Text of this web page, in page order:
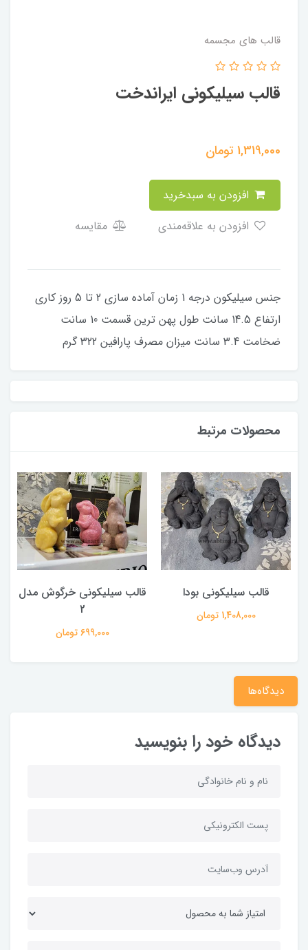
قالب های مجسمه
قالب سیلیکونی ایراندخت
1,319,000تومان
مقایسه
جنس سیلیکون درجه 1 زمان آماده سازی 2 تا 5 روز کاری
ارتفاع 14.5 سانت طول پهن ترین قسمت 10 سانت
ضخامت 3.4 سانت میزان مصرف پارافین 322 گرم
محصولات مرتبط
قالب سیلیکونی بودا
1,408,000 تومان
قالب سیلیکونی خرگوش مدل
2
699,000 تومان
دیدگاه‌ها
دیدگاه خود را بنویسید